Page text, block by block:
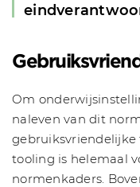
Om
naleven van dit
gebruiksvriendelijke
tooling is helemaal
normenkaders.